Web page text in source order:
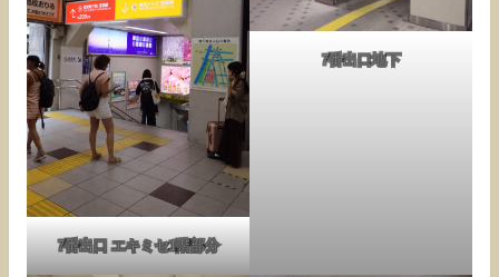
7番出口 エキミセ1階部分
7番出口地下